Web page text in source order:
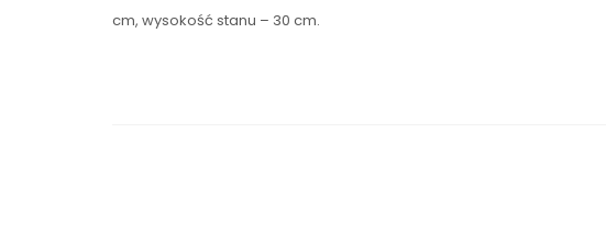
cm, wysokość stanu – 30 cm.